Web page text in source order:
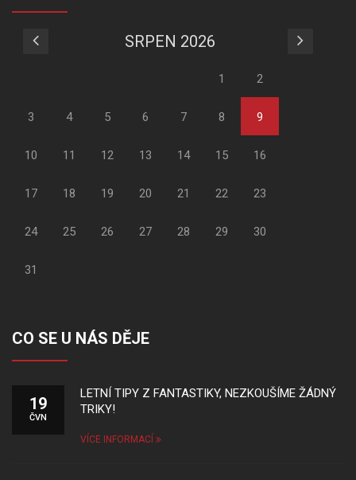
SRPEN 2026
1 2
3 4 5 6 7 8 9
10 11 12 13 14 15 16
17 18 19 20 21 22 23
24 25 26 27 28 29 30
31
CO SE U NÁS DĚJE
19
ČVN
LETNÍ TIPY Z FANTASTIKY, NEZKOUŠÍME ŽÁDNÝ
TRIKY!
VÍCE INFORMACÍ